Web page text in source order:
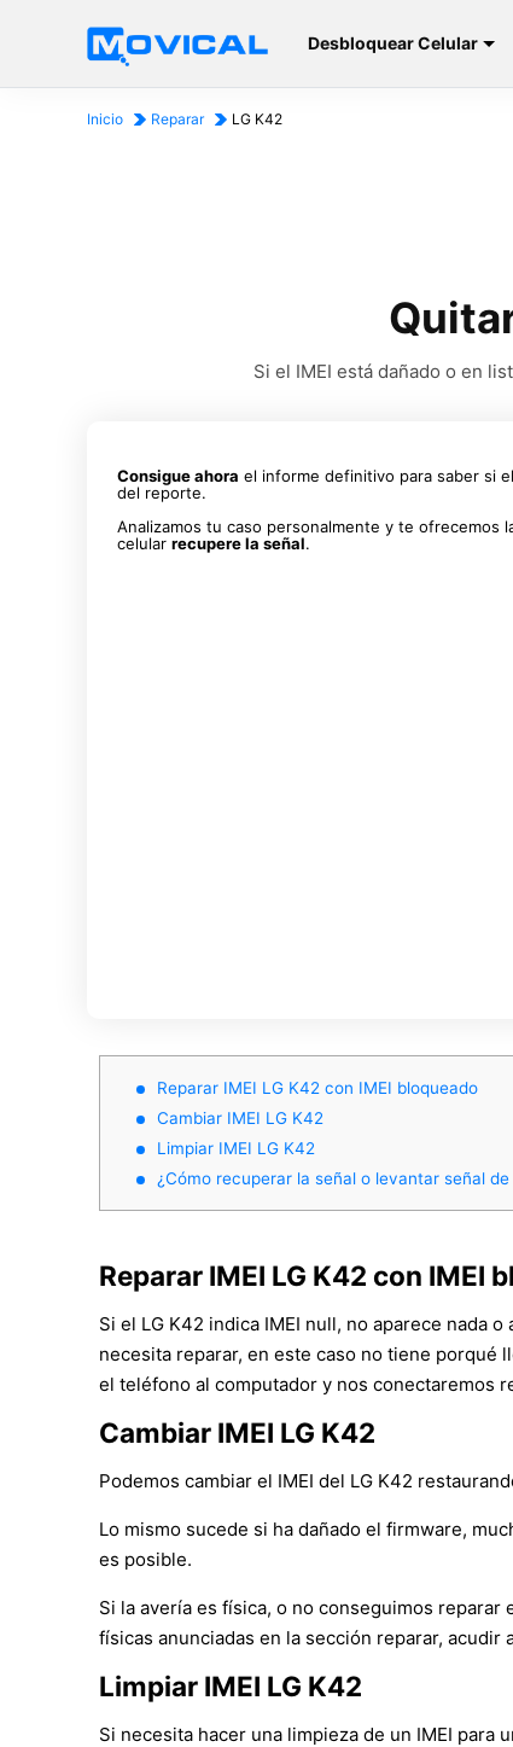
Desbloquear Celular
Inicio Reparar LG K42
Si el IMEI está dañado o en
Consigue ahora el informe definitivo para saber si
del reporte.
Analizamos tu caso personalmente y te ofrecemos
celular recupere la señal.
Reparar IMEI LG K42 con IMEI bloqueado
Cambiar IMEI LG K42
Limpiar IMEI LG K42
¿Cómo recuperar la señal o levantar señal de
Reparar IMEI LG K42 con IMEI
Si el LG K42 indica IMEI null, no aparece nada
necesita reparar, en este caso no tiene porqué
el teléfono al computador y nos conectaremos
Cambiar IMEI LG K42
Podemos cambiar el IMEI del LG K42
Lo mismo sucede si ha dañado el firmware,
es posible.
Si la avería es física, o no conseguimos
físicas anunciadas en la sección reparar,
Limpiar IMEI LG K42
Si necesita hacer una limpieza de un IMEI